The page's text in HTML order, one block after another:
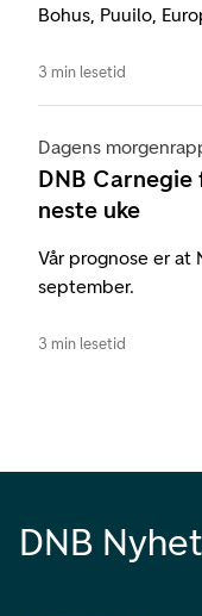
Bohus, Puuilo,
3 min lesetid
Dagens
DNB
neste uke
Vår prognose er at
september.
3 min lesetid
DNB